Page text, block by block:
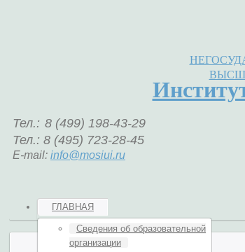
Тел.: 8 (499) 198-43-29
Тел.: 8 (495) 723-28-45
E-mail: info@mosiui.ru
ГЛАВНАЯ
Сведения об образовательной
организации